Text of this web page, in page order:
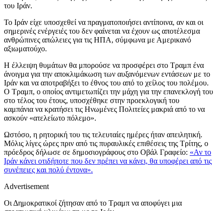
του Ιράν.
Το Ιράν είχε υποσχεθεί να πραγματοποιήσει αντίποινα, αν και οι
σημερινές ενέργειές του δεν φαίνεται να έχουν ως αποτέλεσμα
ανθρώπινες απώλειες για τις ΗΠΑ, σύμφωνα με Αμερικανό
αξιωματούχο.
Η έλλειψη θυμάτων θα μπορούσε να προσφέρει στο Τραμπ ένα
άνοιγμα για την αποκλιμάκωση των αυξανόμενων εντάσεων με το
Ιράν και να αποτραβήξει το έθνος του από το χείλος του πολέμου.
Ο Τραμπ, ο οποίος αντιμετωπίζει την μάχη για την επανεκλογή του
στο τέλος του έτους, υποσχέθηκε στην προεκλογική του
καμπάνια να κρατήσει τις Ηνωμένες Πολιτείες μακριά από το να
ασκούν «ατελείωτο πόλεμο».
Ωστόσο, η ρητορική του τις τελευταίες ημέρες ήταν απειλητική.
Μόλις λίγες ώρες πριν από τις πυραυλικές επιθέσεις της Τρίτης, ο
πρόεδρος δήλωσε σε δημοσιογράφους στο Οβάλ Γραφείο: «Αν το
Ιράν κάνει οτιδήποτε που δεν πρέπει να κάνει, θα υποφέρει από τις
συνέπειες και πολύ έντονα».
Advertisement
Οι Δημοκρατικοί ζήτησαν από το Tραμπ να αποφύγει μια